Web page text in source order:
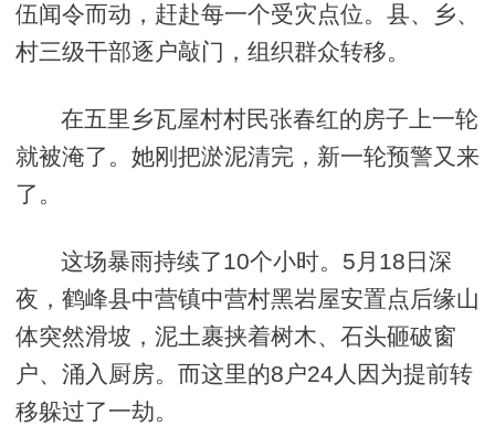
伍闻令而动，赶赴每一个受灾点位。县、乡、
村三级干部逐户敲门，组织群众转移。
在五里乡瓦屋村村民张春红的房子上一轮
就被淹了。她刚把淤泥清完，新一轮预警又来
了。
这场暴雨持续了10个小时。5月18日深
夜，鹤峰县中营镇中营村黑岩屋安置点后缘山
体突然滑坡，泥土裹挟着树木、石头砸破窗
户、涌入厨房。而这里的8户24人因为提前转
移躲过了一劫。